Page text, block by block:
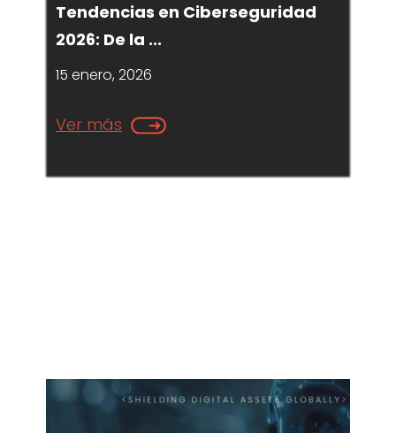
Tendencias en Ciberseguridad
2026: De la ...
15 enero, 2026
Ver más